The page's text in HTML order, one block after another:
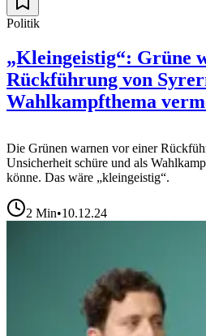
Politik
„Kleingeistig“: Grüne
Rückführung von
Wahlkampfthema
Die Grünen warnen vor einer
Unsicherheit schüre und als
könne. Das wäre „kleingeistig“.
2 Min•10.12.24